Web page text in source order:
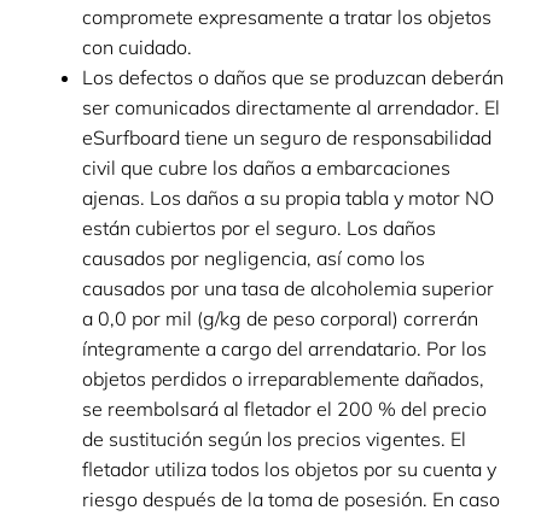
compromete expresamente a tratar los objetos
con cuidado.
Los defectos o daños que se produzcan deberán
ser comunicados directamente al arrendador. El
eSurfboard tiene un seguro de responsabilidad
civil que cubre los daños a embarcaciones
ajenas. Los daños a su propia tabla y motor NO
están cubiertos por el seguro. Los daños
causados por negligencia, así como los
causados por una tasa de alcoholemia superior
a 0,0 por mil (g/kg de peso corporal) correrán
íntegramente a cargo del arrendatario. Por los
objetos perdidos o irreparablemente dañados,
se reembolsará al fletador el 200 % del precio
de sustitución según los precios vigentes. El
fletador utiliza todos los objetos por su cuenta y
riesgo después de la toma de posesión. En caso